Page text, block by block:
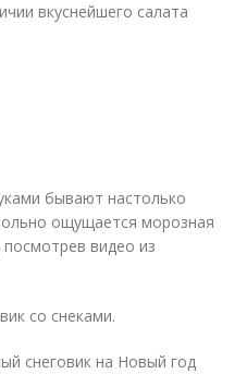
вкуснейшего салата
бывают настолько
ощущается морозная
видео из
со снеками.
снеговик на Новый год